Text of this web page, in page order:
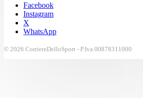
Facebook
Instagram
X
WhatsApp
© 2026 CorriereDelloSport - P.Iva 00878311000